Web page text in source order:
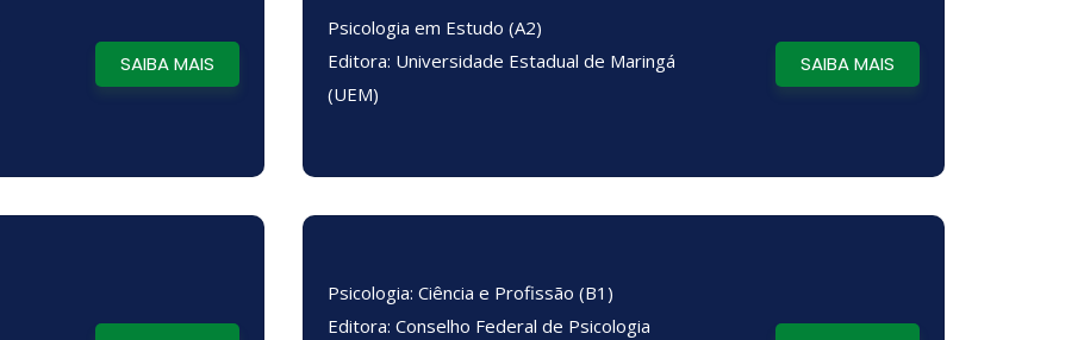
SAIBA MAIS
Psicologia em Estudo (A2)
Editora: Universidade Estadual de Maringá
(UEM)
SAIBA MAIS
Psicologia: Ciência e Profissão (B1)
Editora: Conselho Federal de Psicologia